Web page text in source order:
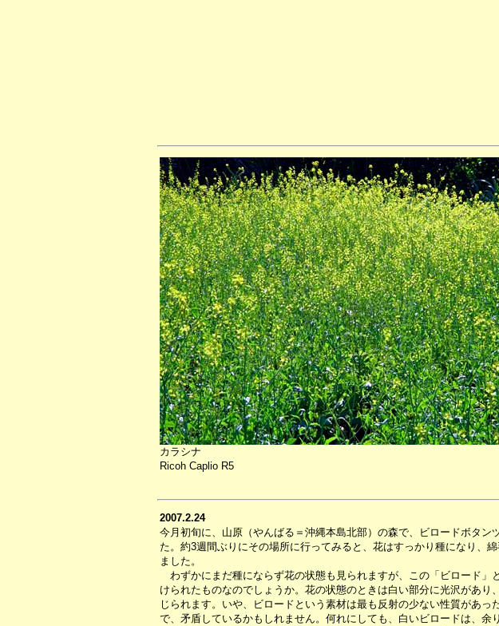
カラシナ
Ricoh Caplio R5
2007.2.24
今月初旬に、山原（やんばる＝沖縄本島北部）の森で、ビロードボタン
た。約3週間ぶりにその場所に行ってみると、花はすっかり種になり、
ました。
わずかにまだ種にならず花の状態も見られますが、この「ビロード」
けられたものなのでしょうか。花の状態のときは白い部分に光沢があり
じられます。いや、ビロードという素材は最も反射の少ない性質があっ
で、矛盾しているかもしれません。何れにしても、白いビロードは、余